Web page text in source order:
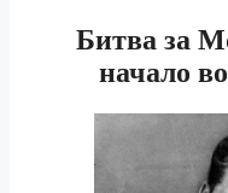
Битва за
начало